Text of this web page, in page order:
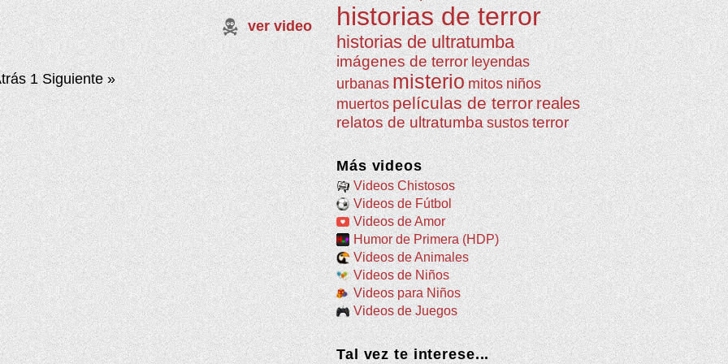
ver video
1 Siguiente »
historias de terror
historias de ultratumba
imágenes de terror leyendas
urbanas misterio mitos niños
muertos películas de terrorreales
relatos de ultratumba sustos terror
Más videos
Videos Chistosos
Videos de Fútbol
Videos de Amor
Humor de Primera (HDP)
Videos de Animales
Videos de Niños
Videos para Niños
Videos de Juegos
Tal vez te interese...